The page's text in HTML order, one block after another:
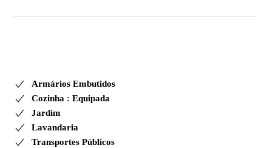
Armários Embutidos
Cozinha : Equipada
Jardim
Lavandaria
Transportes Públicos